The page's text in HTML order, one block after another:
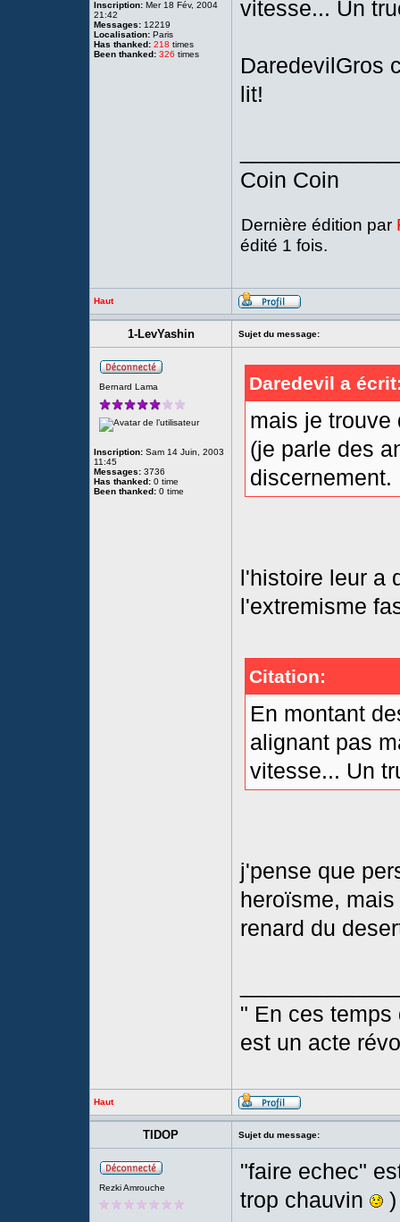
Inscription: Mer 18 Fév, 2004
21:42
Messages: 12219
Localisation: Paris
Has thanked: 218 times
Been thanked: 326 times
vitesse... Un
DaredevilGros
lit!
Coin Coin
Dernière édition par
édité 1 fois.
Haut
1-LevYashin Sujet du message:
Bernard Lama
Inscription: Sam 14 Juin, 2003
11:45
Messages: 3736
Has thanked: 0 time
Been thanked: 0 time
Daredevil a
mais je trouve
(je parle des
discernement.
l'histoire leur a
l'extremisme
Citation:
En montant
alignant pas
vitesse... Un
j'pense que
heroïsme,
renard du
" En ces
est un acte
Haut
TIDOP Sujet du message:
Rezki Amrouche
"faire echec"
trop chauvin